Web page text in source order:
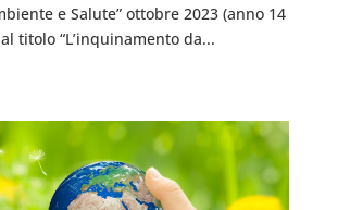
e Salute” ottobre 2023 (anno 14
titolo “L’inquinamento da...